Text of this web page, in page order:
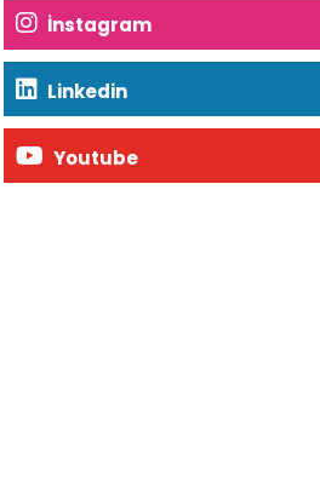
İnstagram
Linkedin
Youtube